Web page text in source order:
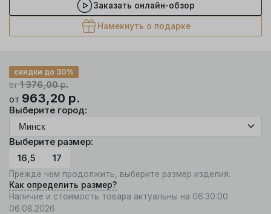
Заказать онлайн-обзор
Намекнуть о подарке
от1 376,00р.
скидки до 30%
от 963,20 р.
Выберите город:
Выберите размер:
16,5
17
Прежде чем продолжить, выберите размер изделия.
Как определить размер?
Наличие и стоимость товара актуальны на 06:30:00
06.08.2026